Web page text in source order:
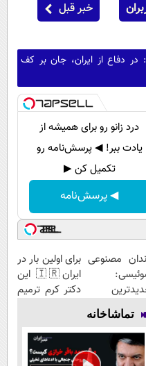
خبر قبل
در دفاع از ایران، جان بر کف
درد زانو رو برای همیشه از
یادت ببر! ◀ پرسش‌نامه رو
تکمیل کن ▶
◀ پرسش‌نامه
مصنوعی
فناوری اروپا،
و مقاوم |
پرداخت قسطی
برای اولین بار در
ایران🇮🇷 این
دکتر کرم ترمیم
تماشاخانه